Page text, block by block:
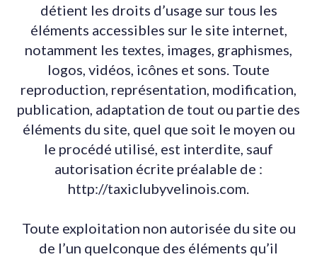
détient les droits d’usage sur tous les
éléments accessibles sur le site internet,
notamment les textes, images, graphismes,
logos, vidéos, icônes et sons. Toute
reproduction, représentation, modification,
publication, adaptation de tout ou partie des
éléments du site, quel que soit le moyen ou
le procédé utilisé, est interdite, sauf
autorisation écrite préalable de :
http://taxiclubyvelinois.com.
Toute exploitation non autorisée du site ou
de l’un quelconque des éléments qu’il